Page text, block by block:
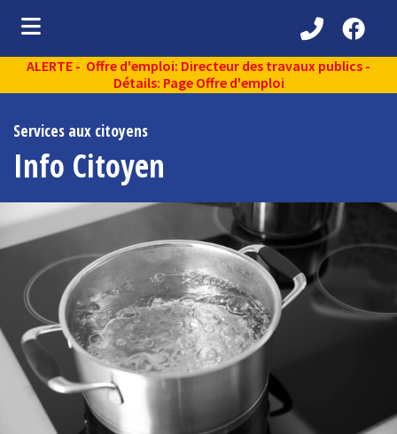
(Découvrir )
(Services aux citoyens )
(Partenaires )
(Loisirs et vie communautaire )
(Environnement )
ALERTE - Offre d'emploi: Directeur des travaux publics -
Détails: Page Offre d'emploi
Services aux citoyens
Info Citoyen